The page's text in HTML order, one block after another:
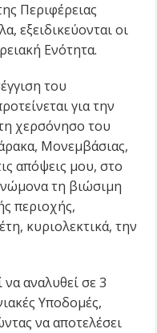
Περιφέρειας
εξειδικεύονται οι
Ενότητα.
του
για την
χερσόνησο του
Μονεμβάσιας,
απόψεις μου, στο
τη βιώσιμη
περιοχής,
κυριολεκτικά, την
αναλυθεί σε 3
Υποδομές,
να αποτελέσει